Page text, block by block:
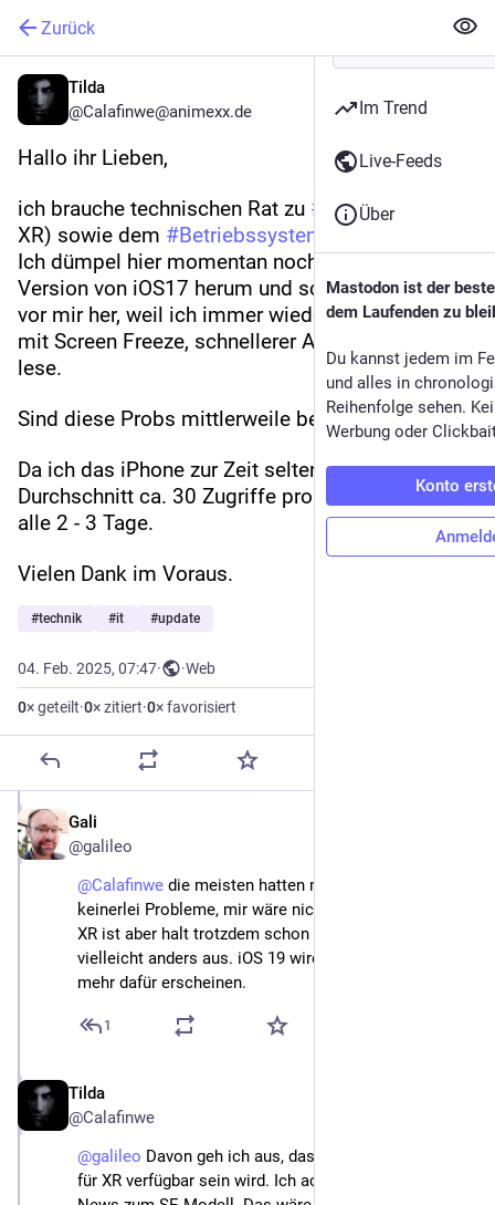
Zurück
Tilda
@Calafinwe@animexx.de
Hallo ihr Lieben,
ich brauche technischen Rat zu # iphone (Modell
XR) sowie dem #Betriebssystem
Ich dümpel hier momentan noch mit der letzten
Version von iOS17 herum und schiebe das 18er
vor mir her, weil ich immer wieder von Problemen
mit Screen Freeze, schnellerer Akkuleerung etc.
lese.
Sind diese Probs mittlerweile behoben?
Da ich das iPhone zur Zeit selten nutze, im
Durchschnitt ca. 30 Zugriffe pro Tag, Akku laden
alle 2 - 3 Tage.
Vielen Dank im Voraus.
#technik #it #update
04. Feb. 2025, 07:47· ·Web
0× geteilt·0× zitiert·0× favorisiert
Gali
@galileo
@Calafinwe die meisten hatten mit iOS 18 seit Tag 1
keinerlei Probleme, mir wäre nichts größeres bekannt.
XR ist aber halt trotzdem schon recht alt, da sieht es
vielleicht anders aus. iOS 19 wird vermutlich nicht
mehr dafür erscheinen.
1
Tilda
@Calafinwe
@galileo Davon geh ich aus, dass das 19er nicht mehr
für XR verfügbar sein wird. Ich achte momentan auf
Im Trend
Live-Feeds
Über
Mastodon ist der
dem Laufenden zu
Du kannst jedem im
und alles in
Reihenfolge sehen.
Werbung oder
Konto